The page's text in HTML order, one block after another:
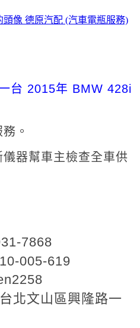
德原汽配 (汽車電瓶服務)
台 2015年 BMW 428i
。
器幫車主檢查全車供
7868
005-619
文山區興隆路一